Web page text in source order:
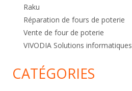
Raku
Réparation de fours de poterie
Vente de four de poterie
VIVODIA Solutions informatiques
CATÉGORIES